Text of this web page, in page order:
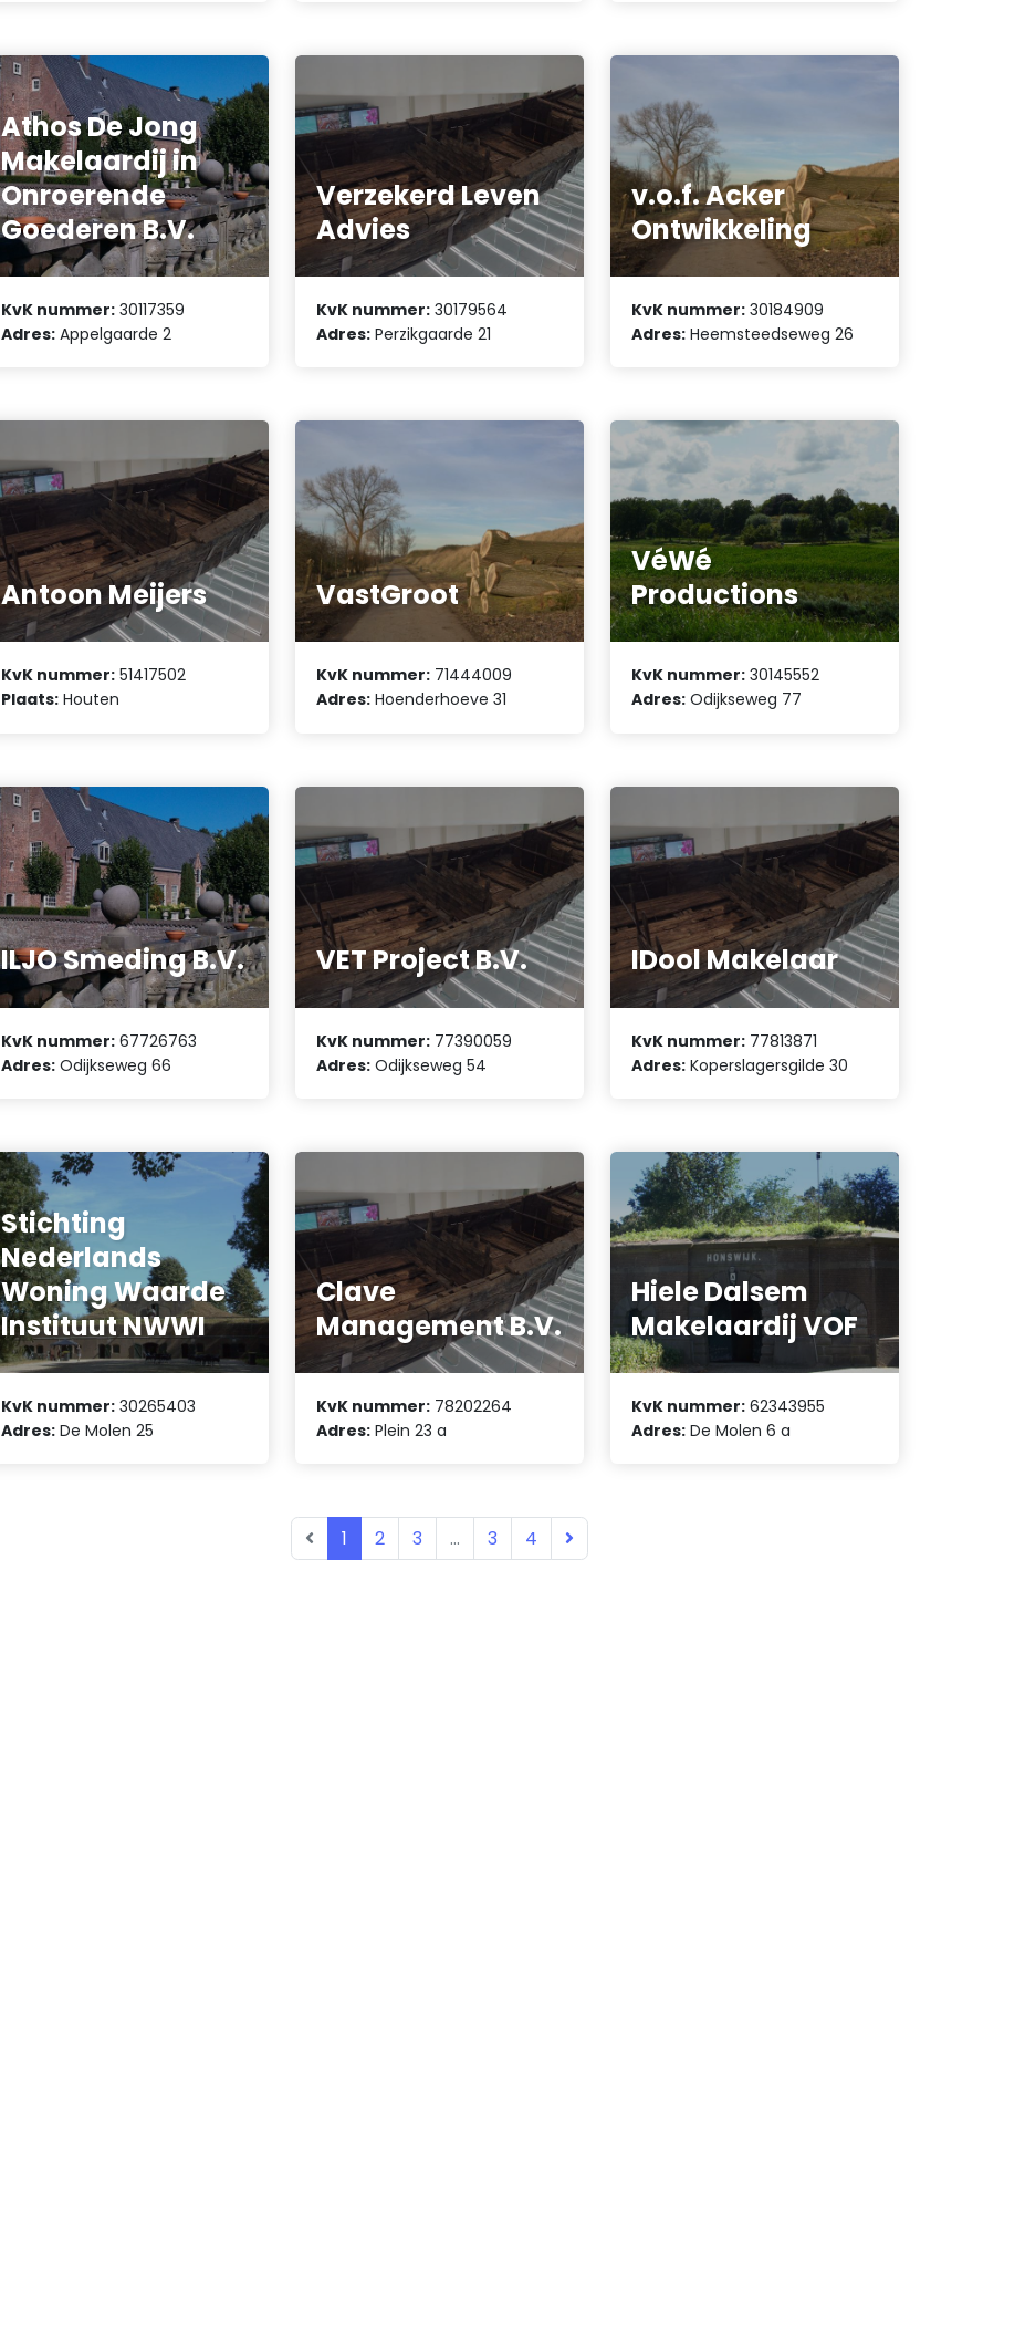
Athos De Jong
Makelaardij in
Onroerende
Goederen B.V.
KvK nummer: 30117359
Adres: Appelgaarde 2
Verzekerd Leven
Advies
KvK nummer: 30179564
Adres: Perzikgaarde 21
v.o.f. Acker
Ontwikkeling
KvK nummer: 30184909
Adres: Heemsteedseweg 26
Antoon Meijers
KvK nummer: 51417502
Plaats: Houten
VastGroot
KvK nummer: 71444009
Adres: Hoenderhoeve 31
VéWé
Productions
KvK nummer: 30145552
Adres: Odijkseweg 77
ILJO Smeding B.V.
KvK nummer: 67726763
Adres: Odijkseweg 66
VET Project B.V.
KvK nummer: 77390059
Adres: Odijkseweg 54
IDool Makelaar
KvK nummer: 77813871
Adres: Koperslagersgilde 30
Stichting
Nederlands
Woning Waarde
Instituut NWWI
KvK nummer: 30265403
Adres: De Molen 25
Clave
Management B.V.
KvK nummer: 78202264
Adres: Plein 23 a
Hiele Dalsem
Makelaardij VOF
KvK nummer: 62343955
Adres: De Molen 6 a
1 2 3 ... 3 4